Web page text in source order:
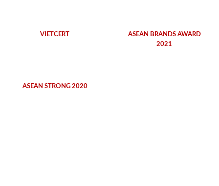
VIETCERT
ASEAN BRANDS AWARD
2021
ASEAN STRONG 2020